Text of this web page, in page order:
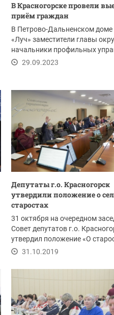
В Красногорске провели
приём граждан
В Петрово-Дальненском доме
«Луч» заместители главы
начальники профильных
администрации...
29.09.2023
Депутаты г.о. Красногорск
утвердили положение о
старостах
31 октября на очередном
Совет депутатов г.о.
утвердил положение «О
сельских...
31.10.2019